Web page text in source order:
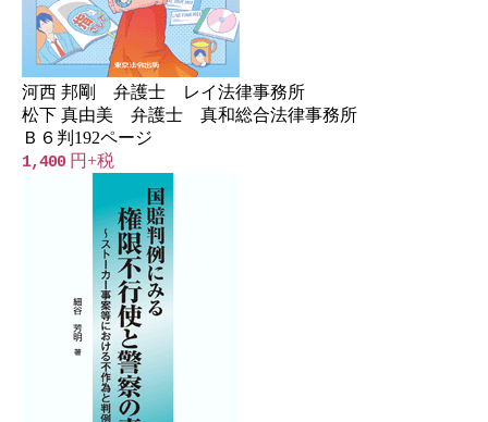
河西 邦剛 弁護士 レイ法律事務所
松下 真由美 弁護士 真和総合法律事務所
Ｂ６判192ページ
1,400 円+税